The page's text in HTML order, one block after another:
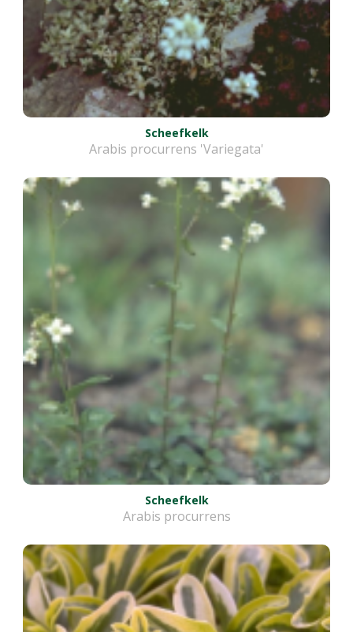
Scheefkelk
Arabis procurrens 'Variegata'
Scheefkelk
Arabis procurrens